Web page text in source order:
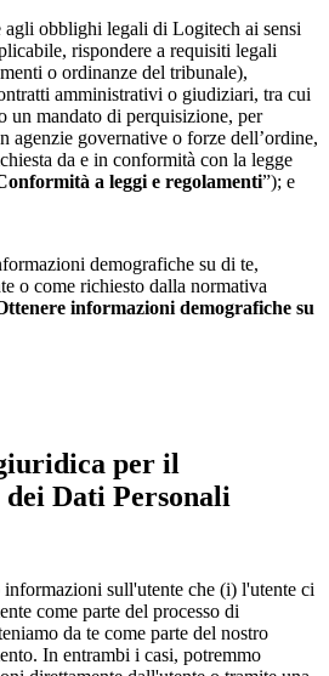
agli obblighi legali di Logitech ai sensi
rispondere a requisiti legali
o ordinanze del tribunale),
amministrativi o giudiziari, tra cui
un mandato di perquisizione, per
agenzie governative o forze dell’ordine,
da e in conformità con la legge
a leggi e regolamenti”); e
demografiche su di te,
o come richiesto dalla normativa
informazioni demografiche su
per il
Dati Personali
sull'utente che (i) l'utente ci
come parte del processo di
da te come parte del nostro
In entrambi i casi, potremmo